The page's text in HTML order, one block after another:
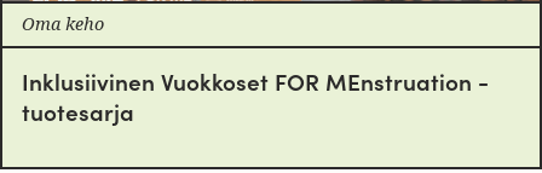
Oma keho
Inklusiivinen Vuokkoset FOR MEnstruation -
tuotesarja